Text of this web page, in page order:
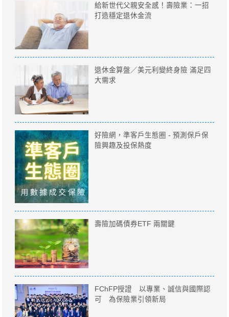
給新世代父親安全感！壽險業：一招
打造穩定退休金流
退休金算盤／美元利變終身險 滿足四
大需求
好險網，準客戶生態圈 - 預測保戶保
險興趣及投保熱度
壽險加碼債券ETF 兩關鍵
FChFP授證 以專業、誠信與國際認
可 為保險業引領新局